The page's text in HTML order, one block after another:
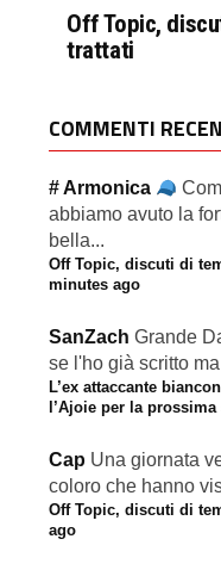
Off Topic,
trattati
COMMENTI
# Armonica
abbiamo avuto la
bella...
Off Topic, discuti di
minutes ago
SanZach Grande
se l'ho già scritto
L’ex attaccante
l’Ajoie per la
Cap Una giornata
coloro che hanno
Off Topic, discuti di
ago